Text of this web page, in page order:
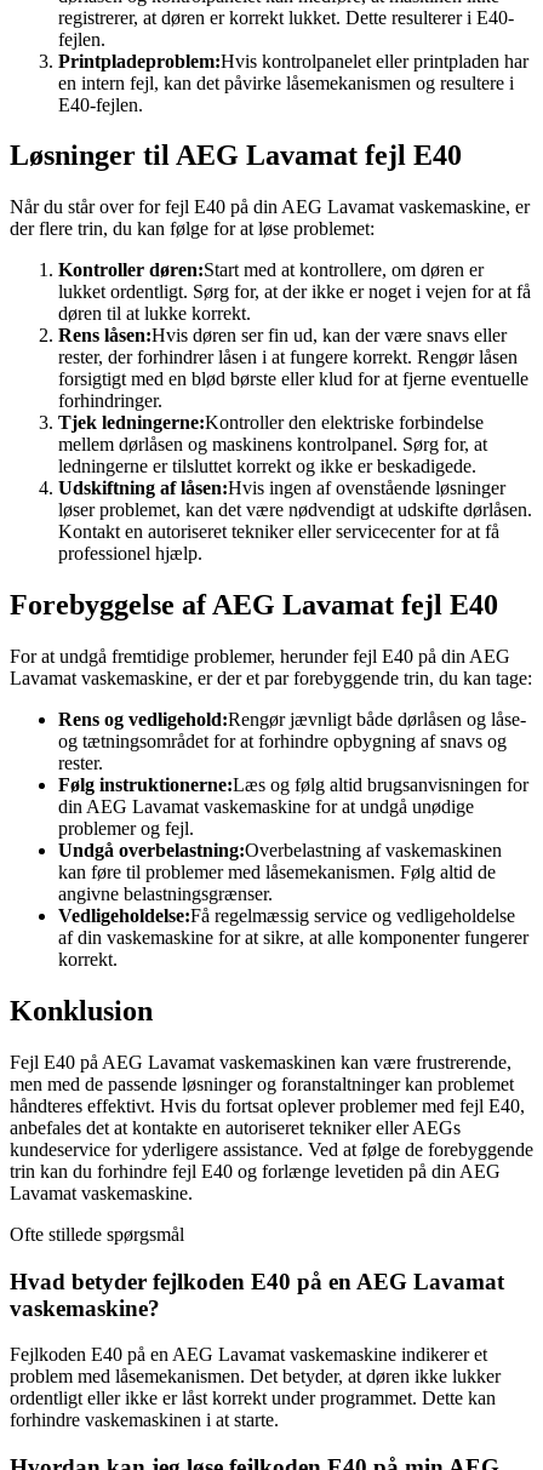
registrerer, at døren er korrekt lukket. Dette resulterer i E40-
fejlen.
Printpladeproblem:Hvis kontrolpanelet eller printpladen har
en intern fejl, kan det påvirke låsemekanismen og resultere i
E40-fejlen.
Løsninger til AEG Lavamat fejl E40
Når du står over for fejl E40 på din AEG Lavamat vaskemaskine, er
der flere trin, du kan følge for at løse problemet:
Kontroller døren:Start med at kontrollere, om døren er
lukket ordentligt. Sørg for, at der ikke er noget i vejen for at få
døren til at lukke korrekt.
Rens låsen:Hvis døren ser fin ud, kan der være snavs eller
rester, der forhindrer låsen i at fungere korrekt. Rengør låsen
forsigtigt med en blød børste eller klud for at fjerne eventuelle
forhindringer.
Tjek ledningerne:Kontroller den elektriske forbindelse
mellem dørlåsen og maskinens kontrolpanel. Sørg for, at
ledningerne er tilsluttet korrekt og ikke er beskadigede.
Udskiftning af låsen:Hvis ingen af ​​ovenstående løsninger
løser problemet, kan det være nødvendigt at udskifte dørlåsen.
Kontakt en autoriseret tekniker eller servicecenter for at få
professionel hjælp.
Forebyggelse af AEG Lavamat fejl E40
For at undgå fremtidige problemer, herunder fejl E40 på din AEG
Lavamat vaskemaskine, er der et par forebyggende trin, du kan tage:
Rens og vedligehold:Rengør jævnligt både dørlåsen og låse-
og tætningsområdet for at forhindre opbygning af snavs og
rester.
Følg instruktionerne:Læs og følg altid brugsanvisningen for
din AEG Lavamat vaskemaskine for at undgå unødige
problemer og fejl.
Undgå overbelastning:Overbelastning af vaskemaskinen
kan føre til problemer med låsemekanismen. Følg altid de
angivne belastningsgrænser.
Vedligeholdelse:Få regelmæssig service og vedligeholdelse
af din vaskemaskine for at sikre, at alle komponenter fungerer
korrekt.
Konklusion
Fejl E40 på AEG Lavamat vaskemaskinen kan være frustrerende,
men med de passende løsninger og foranstaltninger kan problemet
håndteres effektivt. Hvis du fortsat oplever problemer med fejl E40,
anbefales det at kontakte en autoriseret tekniker eller AEGs
kundeservice for yderligere assistance. Ved at følge de forebyggende
trin kan du forhindre fejl E40 og forlænge levetiden på din AEG
Lavamat vaskemaskine.
Ofte stillede spørgsmål
Hvad betyder fejlkoden E40 på en AEG Lavamat
vaskemaskine?
Fejlkoden E40 på en AEG Lavamat vaskemaskine indikerer et
problem med låsemekanismen. Det betyder, at døren ikke lukker
ordentligt eller ikke er låst korrekt under programmet. Dette kan
forhindre vaskemaskinen i at starte.